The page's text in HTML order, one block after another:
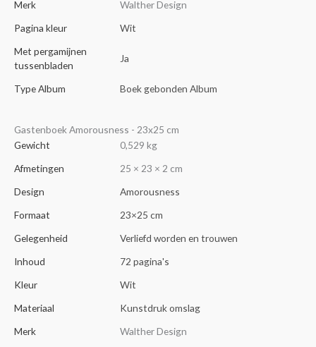
Merk
Walther Design
Pagina kleur
Wit
Met pergamijnen
tussenbladen
Ja
Type Album Boek gebonden Album
Gastenboek Amorousness - 23x25 cm
Gewicht
0,529 kg
Afmetingen
25 × 23 × 2 cm
Design
Amorousness
Formaat
23×25 cm
Gelegenheid
Verliefd worden en trouwen
Inhoud
72 pagina's
Kleur
Wit
Materiaal
Kunstdruk omslag
Merk
Walther Design